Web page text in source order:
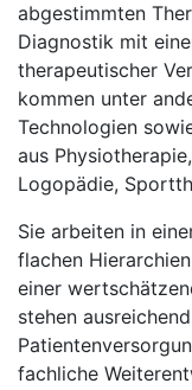
abgestimmten
Diagnostik mit
therapeutischer
kommen unter
Technologien
aus
Logopädie,
Sie arbeiten in
flachen
einer
stehen
fachliche